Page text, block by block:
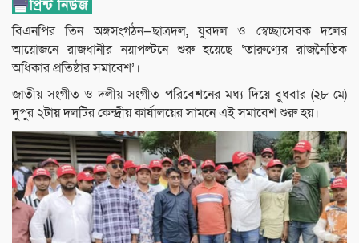
বিএনপির তিন অঙ্গসংগঠন—ছাত্রদল, যুবদল ও স্বেচ্ছাসেবক দলের
আয়োজনে রাজধানীর নয়াপল্টনে শুরু হয়েছে ‘তারুণ্যের রাজনৈতিক
অধিকার প্রতিষ্ঠার সমাবেশ’।
জাতীয় সংগীত ও দলীয় সংগীত পরিবেশনের মধ্য দিয়ে বুধবার (২৮ মে)
দুপুর ২টায় দলটির কেন্দ্রীয় কার্যালয়ের সামনে এই সমাবেশ শুরু হয়।